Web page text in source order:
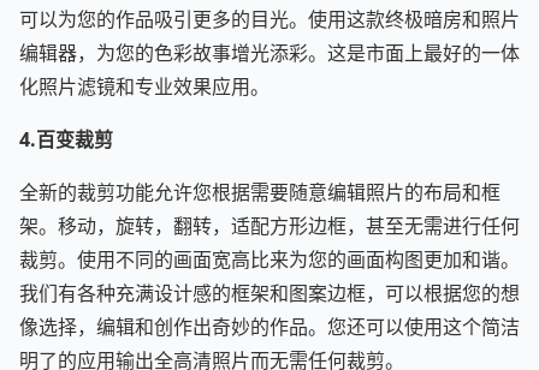
可以为您的作品吸引更多的目光。使用这款终极暗房和照片
编辑器，为您的色彩故事增光添彩。这是市面上最好的一体
化照片滤镜和专业效果应用。
4.百变裁剪
全新的裁剪功能允许您根据需要随意编辑照片的布局和框
架。移动，旋转，翻转，适配方形边框，甚至无需进行任何
裁剪。使用不同的画面宽高比来为您的画面构图更加和谐。
我们有各种充满设计感的框架和图案边框，可以根据您的想
像选择，编辑和创作出奇妙的作品。您还可以使用这个简洁
明了的应用输出全高清照片而无需任何裁剪。